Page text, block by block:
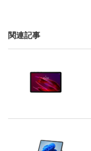
関連記事